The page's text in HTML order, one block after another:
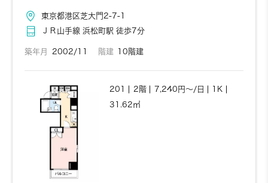
東京都港区芝大門2-7-1
ＪＲ山手線 浜松町駅 徒歩7分
築年月 2002/11 階建 10階建
201 2階 7,240円～/日
1K
31.62㎡